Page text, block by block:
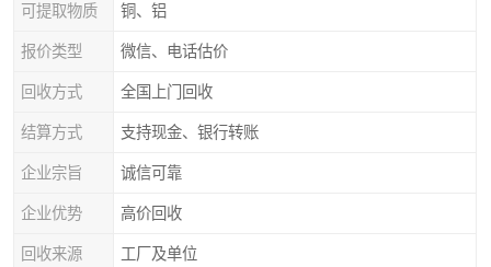
可提取物质 铜、铝
报价类型 微信、电话估价
回收方式 全国上门回收
结算方式 支持现金、银行转账
企业宗旨 诚信可靠
企业优势 高价回收
回收来源 工厂及单位